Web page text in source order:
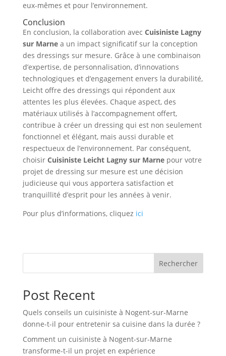
eux-mêmes et pour l’environnement.
Conclusion
En conclusion, la collaboration avec Cuisiniste Lagny
sur Marnea un impact significatif sur la conception
des dressings sur mesure. Grâce à une combinaison
d’expertise, de personnalisation, d’innovations
technologiques et d’engagement envers la durabilité,
Leicht offre des dressings qui répondent aux
attentes les plus élevées. Chaque aspect, des
matériaux utilisés à l’accompagnement offert,
contribue à créer un dressing qui est non seulement
fonctionnel et élégant, mais aussi durable et
respectueux de l’environnement. Par conséquent,
choisir Cuisiniste Leicht Lagny sur Marnepour votre
projet de dressing sur mesure est une décision
judicieuse qui vous apportera satisfaction et
tranquillité d’esprit pour les années à venir.
Pour plus d’informations, cliquez ici
Rechercher
Post Recent
Quels conseils un cuisiniste à Nogent-sur-Marne
donne-t-il pour entretenir sa cuisine dans la durée ?
Comment un cuisiniste à Nogent-sur-Marne
transforme-t-il un projet en expérience